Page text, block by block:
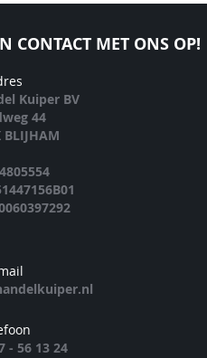
CONTACT MET ONS OP!
Kuiper BV
44
BLIJHAM
- 56 13 24